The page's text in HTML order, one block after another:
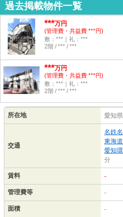
過去掲載物件一覧
***万円
(管理費・共益費 ***円)
敷：***｜礼：***
2階 / *** / ***
***万円
(管理費・共益費 ***円)
敷：***｜礼：***
2階 / *** / ***
所在地 愛知県
交通
名鉄
東海
愛知
分
賃料 -
管理費等 -
面積 -